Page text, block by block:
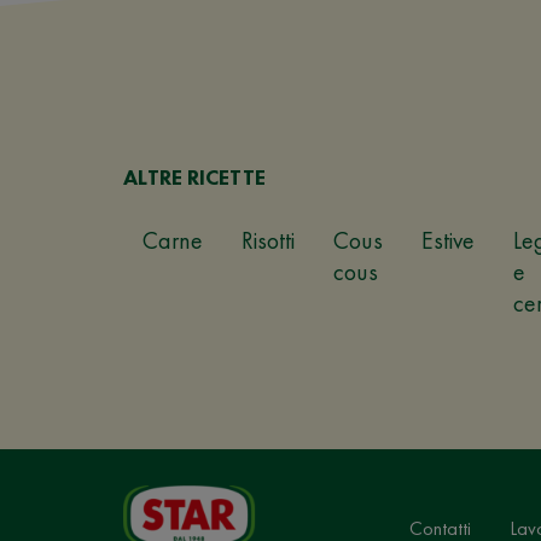
ALTRE RICETTE
Carne Risotti
Cous
cous
Estive
e
Contatti